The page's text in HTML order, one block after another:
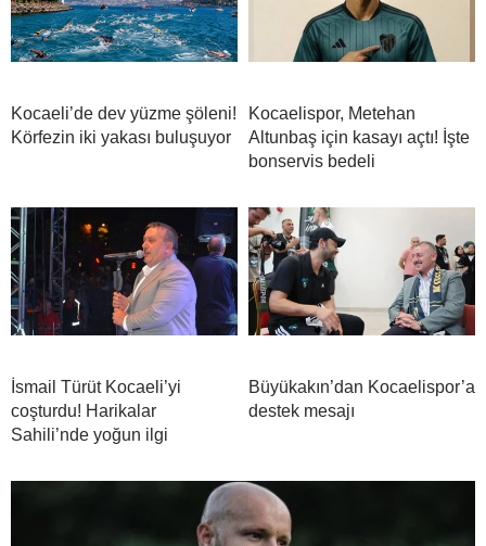
Kocaeli’de dev yüzme şöleni!
Körfezin iki yakası buluşuyor
Kocaelispor, Metehan
Altunbaş için kasayı açtı! İşte
bonservis bedeli
İsmail Türüt Kocaeli’yi
coşturdu! Harikalar
Sahili’nde yoğun ilgi
Büyükakın’dan Kocaelispor’a
destek mesajı